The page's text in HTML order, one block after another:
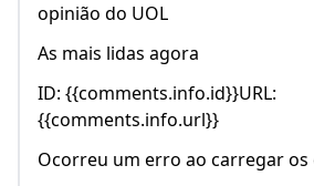
opinião do UOL
As mais lidas agora
ID: {{comments.info.id}}URL:
{{comments.info.url}}
Ocorreu um erro ao carregar